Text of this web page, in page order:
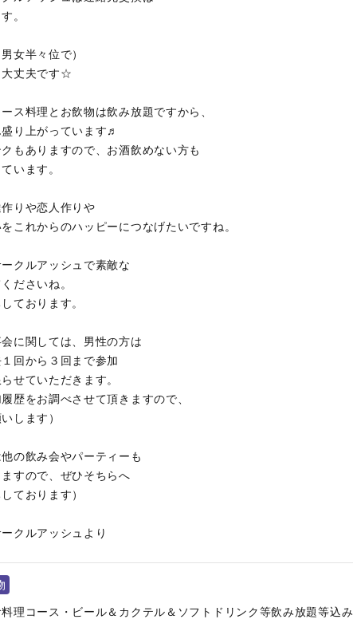
。
女半々位で）
大丈夫です☆
ス料理とお飲物は飲み放題ですから、
り上がっています♬
もありますので、お酒飲めない方も
います。
りや恋人作りや
これからのハッピーにつなげたいですね。
クルアッシュで素敵な
ださいね。
ております。
に関しては、男性の方は
回から３回まで参加
せていただきます。
履歴をお調べさせて頂きますので、
します）
の飲み会やパーティーも
すので、ぜひそちらへ
ております）
クルアッシュより
理コース・ビール＆カクテル＆ソフトドリンク等飲み放題等込み